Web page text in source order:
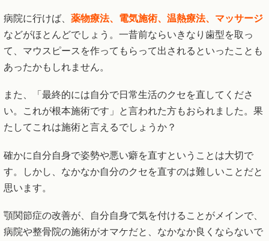
病院に行けば、 薬物療法、電気施術、温熱療法、マッサージ
などがほとんどでしょう。一昔前ならいきなり歯型を取っ
て、マウスピースを作ってもらって出されるといったことも
あったかもしれません。
また、「最終的には自分で日常生活のクセを直してくださ
い。これが根本施術です」と言われた方もおられました。果
たしてこれは施術と言えるでしょうか？
確かに自分自身で姿勢や悪い癖を直すということは大切で
す。しかし、なかなか自分のクセを直すのは難しいことだと
思います。
顎関節症の改善が、自分自身で気を付けることがメインで、
病院や整骨院の施術がオマケだと、なかなか良くならないで